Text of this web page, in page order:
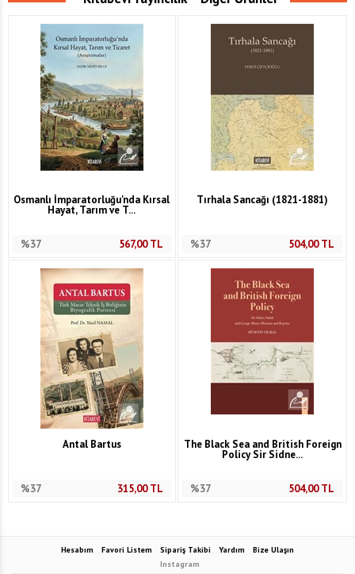
Osmanlı İmparatorluğu'nda Kırsal
Hayat, Tarım ve T...
%37 567,00TL
Tırhala Sancağı (1821-1881)
%37 504,00TL
Antal Bartus
%37 315,00TL
The Black Sea and British Foreign
Policy Sir Sidne...
%37 504,00TL
Hesabım Favori Listem Sipariş Takibi Yardım
Bize Ulaşın
Instagram